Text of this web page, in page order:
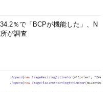
％で「BCPが機能した」、N
が調査